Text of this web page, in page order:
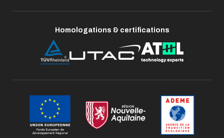
Homologations & certifications